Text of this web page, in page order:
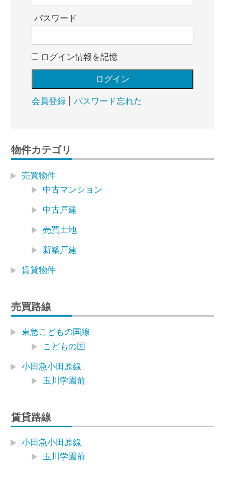
パスワード
ログイン情報を記憶
会員登録| パスワード忘れた
物件カテゴリ
売買物件
中古マンション
中古戸建
売買土地
新築戸建
賃貸物件
売買路線
東急こどもの国線
こどもの国
小田急小田原線
玉川学園前
賃貸路線
小田急小田原線
玉川学園前